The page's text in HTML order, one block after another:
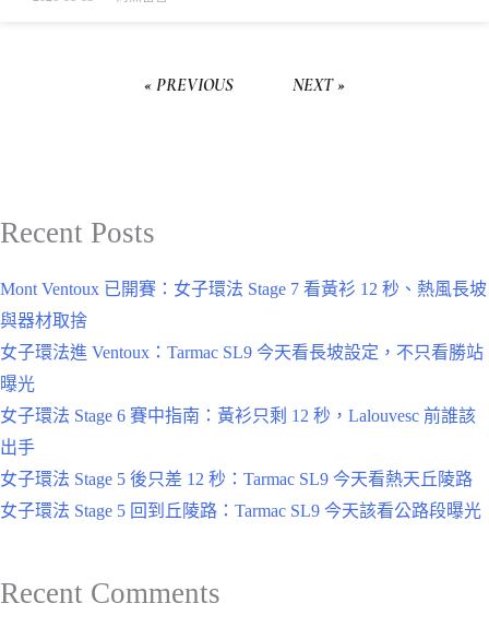
« PREVIOUS NEXT »
Recent Posts
Mont Ventoux 已開賽：女子環法 Stage 7 看黃衫 12 秒、熱風長坡
與器材取捨
女子環法進 Ventoux：Tarmac SL9 今天看長坡設定，不只看勝站
曝光
女子環法 Stage 6 賽中指南：黃衫只剩 12 秒，Lalouvesc 前誰該
出手
女子環法 Stage 5 後只差 12 秒：Tarmac SL9 今天看熱天丘陵路
女子環法 Stage 5 回到丘陵路：Tarmac SL9 今天該看公路段曝光
Recent Comments